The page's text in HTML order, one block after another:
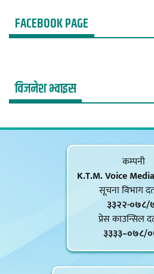
FACEBOOK PAGE
विजनेश भ्वाइस
कम्पनी
K.T.M. Voice
सूचना विभाग
३३२२-०७८/
प्रेस काउन्सिल
३३३३–०७८/